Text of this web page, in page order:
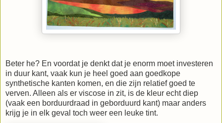
Beter he? En voordat je denkt dat je enorm moet investeren
in duur kant, vaak kun je heel goed aan goedkope
synthetische kanten komen, en die zijn relatief goed te
verven. Alleen als er viscose in zit, is de kleur echt diep
(vaak een borduurdraad in geborduurd kant) maar anders
krijg je in elk geval toch weer een leuke tint.